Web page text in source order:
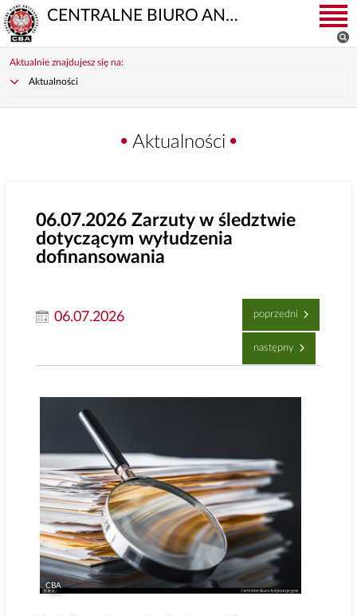
CENTRALNE BIURO ANTYKORUPCYJNE
Aktualnie znajdujesz się na:
Aktualności
Aktualności
06.07.2026 Zarzuty w śledztwie
dotyczącym wyłudzenia
dofinansowania
06.07.2026 poprzedni
następny
CBA